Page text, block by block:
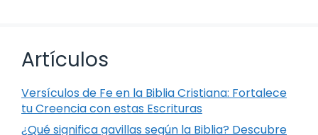
Artículos
Versículos de Fe en la Biblia Cristiana: Fortalece
tu Creencia con estas Escrituras
¿Qué significa gavillas según la Biblia? Descubre